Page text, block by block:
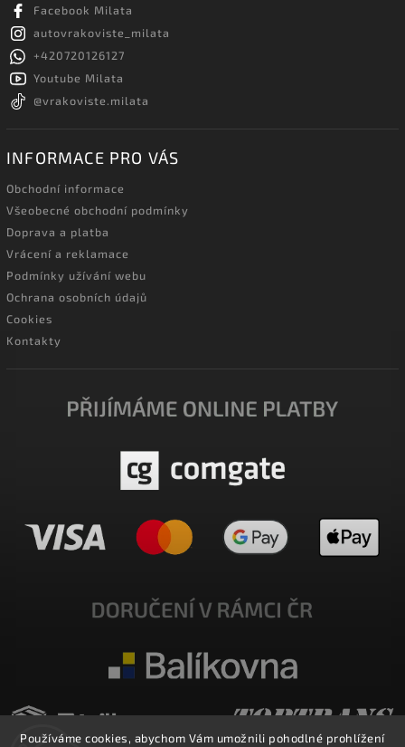
Používáme cookies, abychom Vám umožnili pohodlné prohlížení
Facebook Milata
autovrakoviste_milata
+420720126127
Youtube Milata
@vrakoviste.milata
INFORMACE PRO VÁS
Obchodní informace
Všeobecné obchodní podmínky
Doprava a platba
Vrácení a reklamace
Podmínky užívání webu
Ochrana osobních údajů
Cookies
Kontakty